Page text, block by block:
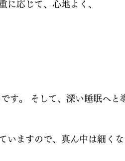
に応じて、心地よく、
す。 そして、深い睡眠へと
いますので、真ん中は細く